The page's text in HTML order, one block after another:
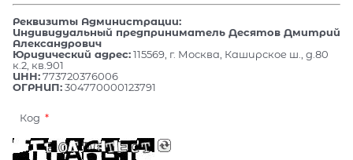
Реквизиты Администрации:
Индивидуальный предприниматель Десятов Дмитрий
Александрович
Юридический адрес:115569, г. Москва, Каширское ш., д.80
к.2, кв.901
ИНН:773720376006
ОГРНИП:304770000123791
Код